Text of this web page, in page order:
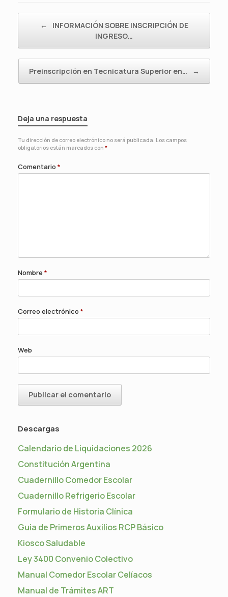
←
INFORMACIÓN SOBRE INSCRIPCIÓN DE
INGRESO…
Preinscripción en Tecnicatura Superior en… →
Deja una respuesta
Tu dirección de correo electrónico no será publicada. Los campos
obligatorios están marcados con *
Comentario *
Nombre *
Correo electrónico *
Web
Descargas
Calendario de Liquidaciones 2026
Constitución Argentina
Cuadernillo Comedor Escolar
Cuadernillo Refrigerio Escolar
Formulario de Historia Clínica
Guia de Primeros Auxilios RCP Básico
Kiosco Saludable
Ley 3400 Convenio Colectivo
Manual Comedor Escolar Celíacos
Manual de Trámites ART